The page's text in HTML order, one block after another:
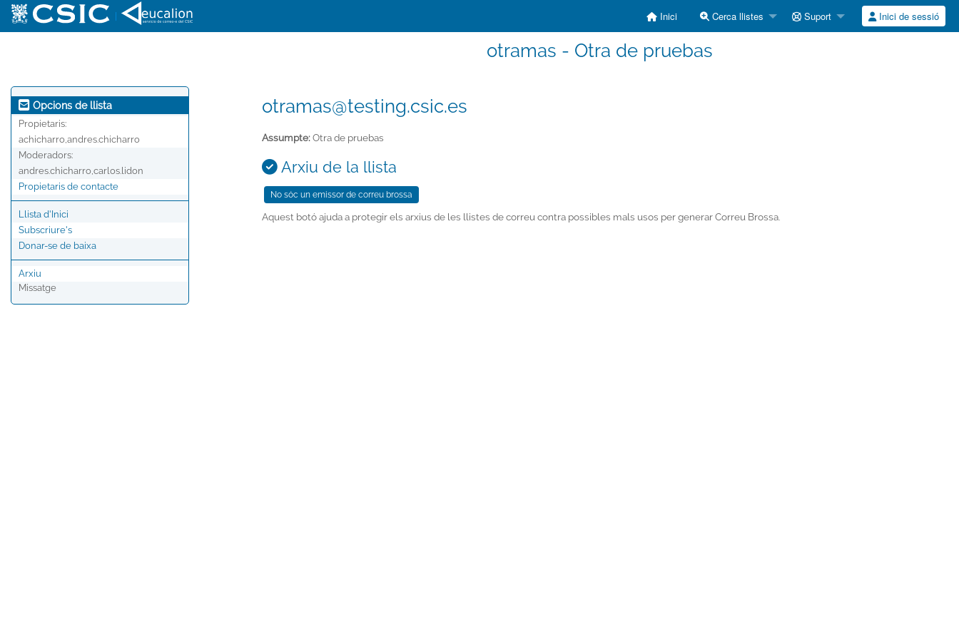
Inici Cerca llistes Suport Inici de sessió
otramas - Otra de pruebas
Opcions de llista
Propietaris:
achicharro,andres.chicharro
Moderadors:
andres.chicharro,carlos.lidon
Propietaris de contacte
Llista d'Inici
Subscriure's
Donar-se de baixa
Arxiu
Missatge
otramas@testing.csic.es
Assumpte:Otra de pruebas
Arxiu de la llista
Aquest botó ajuda a protegir els arxius de les llistes de correu contra possibles mals usos per generar Correu Brossa.